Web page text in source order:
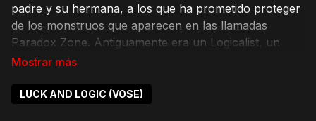
padre y su hermana, a los que ha prometido proteger
de los monstruos que aparecen en las llamadas
Paradox Zone. Antiguamente era un Logicalist, un
usuario de Lógica que se enfrentaba a los monstruos
tras cierto incidente, perdió sus capacidades. Las
LUCK AND LOGIC (VOSE)